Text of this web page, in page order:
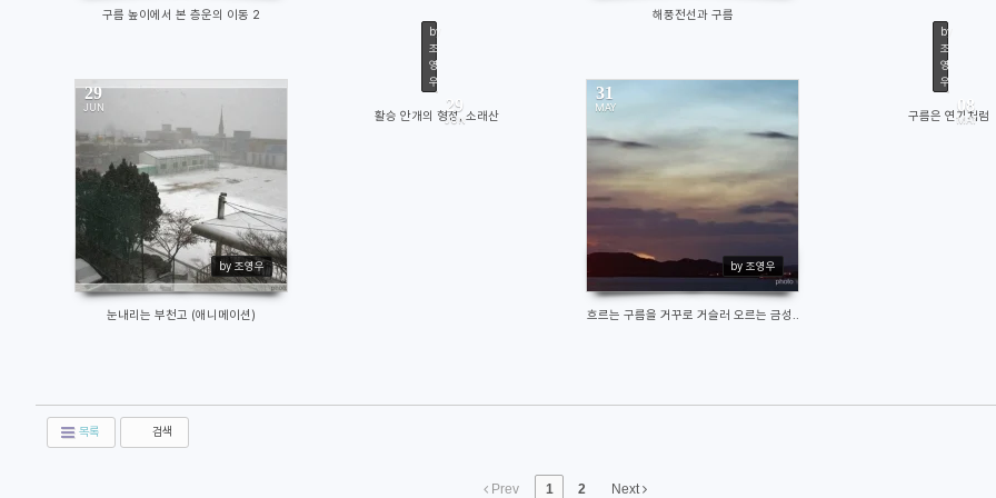
구름 높이에서 본 층운의 이동 2 해풍전선과 구름
29
JUN
by 조영우
13811
눈내리는 부천고 (애니메이션)
29
JUN
by
조
영
우
2008/06/29
by조영우
활승 안개의 형성, 소래산
31
MAY
by 조영우
흐르는 구름을 거꾸로 거슬러 오르는 금성..
08
MAY
by
조
영
우
구름은 연기처럼
목록 검색
Prev 1 2 Next